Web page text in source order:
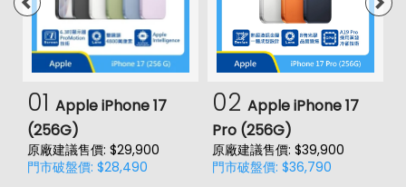
01 Apple iPhone 17
(256G)
原廠建議售價: $29,900
門市破盤價: $28,490
02 Apple iPhone 17
Pro (256G)
原廠建議售價: $39,900
門市破盤價: $36,790